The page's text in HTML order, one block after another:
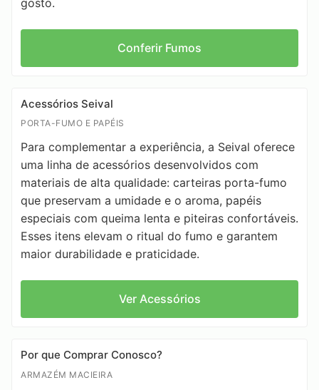
Conferir Fumos
Acessórios Seival
PORTA-FUMO E PAPÉIS
Para complementar a experiência, a Seival oferece
uma linha de acessórios desenvolvidos com
materiais de alta qualidade: carteiras porta-fumo
que preservam a umidade e o aroma, papéis
especiais com queima lenta e piteiras confortáveis.
Esses itens elevam o ritual do fumo e garantem
maior durabilidade e praticidade.
Ver Acessórios
Por que Comprar Conosco?
ARMAZÉM MACIEIRA